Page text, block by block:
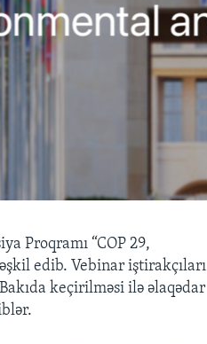
Proqramı “COP 29,
edib. Vebinar iştirakçıları
keçirilməsi ilə əlaqədar